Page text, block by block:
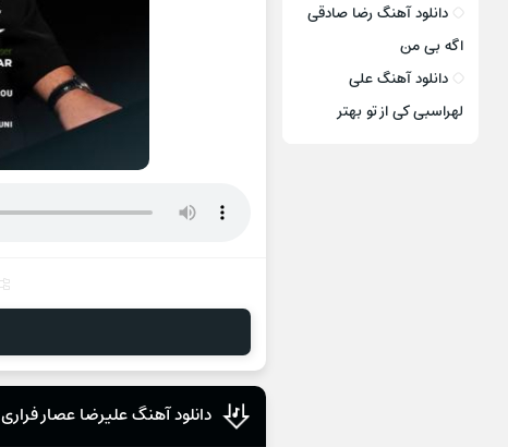
دانلود آهنگ علیرضا عصار فراری
دانلود آهنگ رضا صادقی
اگه بی من
دانلود آهنگ علی
لهراسبی کی از تو ‌بهتر